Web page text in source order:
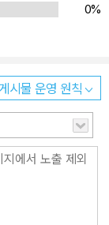
0%
시물 운영 원칙